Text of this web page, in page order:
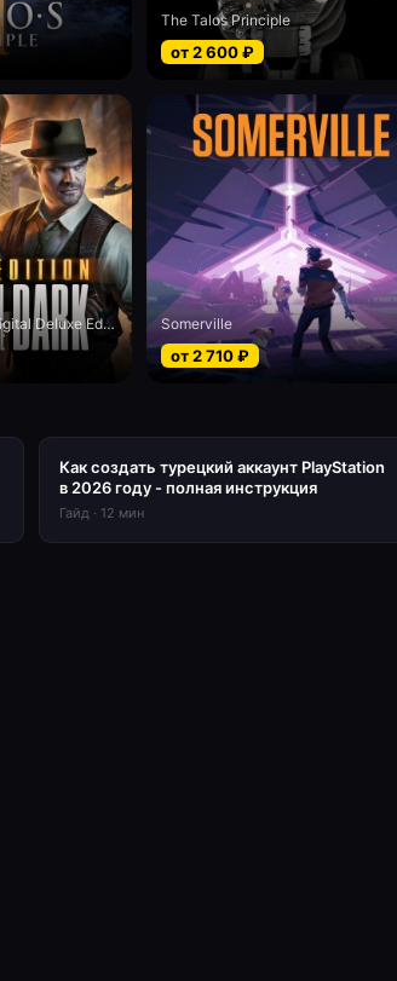
The Talos Principle
от2 600₽
Alone in the Dark - Digital Deluxe Edition Somerville
от2 710₽
Как создать турецкий аккаунт PlayStation
в 2026 году - полная инструкция
Гайд · 12 мин